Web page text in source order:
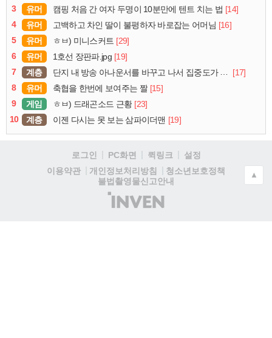
3
유머 캠핑 처음 간 여자 두명이 10분만에 텐트 치는 법 [14]
4
유머 고백하고 차인 딸이 불평하자 바로잡는 어머님 [16]
5
유머 ㅎㅂ) 미니스커트 [29]
6
유머 1호선 장판파.jpg [19]
7
계층 단지 내 방송 아나운서를 바꾸고 나서 집중도가 확 올라갔다는 한 아파트의 안내방송
[17]
8
유머 축협을 한번에 보여주는 짤 [15]
9
게임 ㅎㅂ) 드래곤소드 근황 [23]
10
계층 이젠 다시는 못 보는 삼파이더맨 [19]
로그인 PC화면 퀵링크
설정
이용약관
개인정보처리방침
청소년보호정책
불법촬영물신고안내
(주)
인
▲